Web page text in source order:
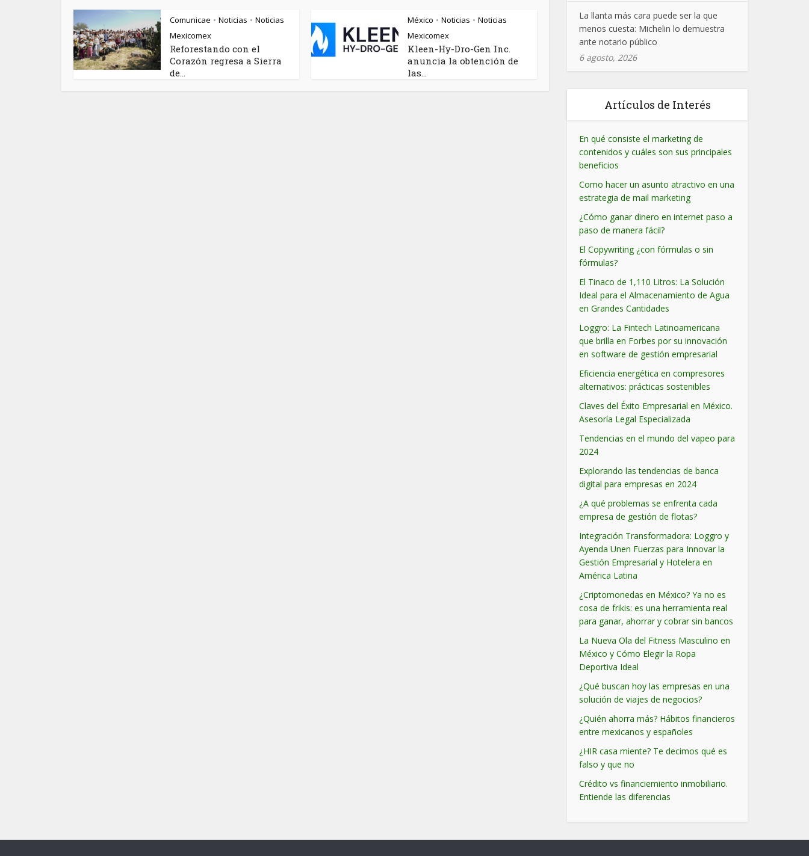
Comunicae • Noticias • Noticias
Mexicomex
Reforestando con el
Corazón regresa a Sierra
de...
México • Noticias • Noticias
Mexicomex
Kleen-Hy-Dro-Gen Inc.
anuncia la obtención de
las...
La llanta más cara puede ser la que
menos cuesta: Michelin lo demuestra
ante notario público
6 agosto, 2026
Artículos de Interés
En qué consiste el marketing de
contenidos y cuáles son sus principales
beneficios
Como hacer un asunto atractivo en una
estrategia de mail marketing
¿Cómo ganar dinero en internet paso a
paso de manera fácil?
El Copywriting ¿con fórmulas o sin
fórmulas?
El Tinaco de 1,110 Litros: La Solución
Ideal para el Almacenamiento de Agua
en Grandes Cantidades
Loggro: La Fintech Latinoamericana
que brilla en Forbes por su innovación
en software de gestión empresarial
Eficiencia energética en compresores
alternativos: prácticas sostenibles
Claves del Éxito Empresarial en México.
Asesoría Legal Especializada
Tendencias en el mundo del vapeo para
2024
Explorando las tendencias de banca
digital para empresas en 2024
¿A qué problemas se enfrenta cada
empresa de gestión de flotas?
Integración Transformadora: Loggro y
Ayenda Unen Fuerzas para Innovar la
Gestión Empresarial y Hotelera en
América Latina
¿Criptomonedas en México? Ya no es
cosa de frikis: es una herramienta real
para ganar, ahorrar y cobrar sin bancos
La Nueva Ola del Fitness Masculino en
México y Cómo Elegir la Ropa
Deportiva Ideal
¿Qué buscan hoy las empresas en una
solución de viajes de negocios?
¿Quién ahorra más? Hábitos financieros
entre mexicanos y españoles
¿HIR casa miente? Te decimos qué es
falso y que no
Crédito vs financiemiento inmobiliario.
Entiende las diferencias